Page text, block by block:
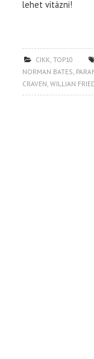
lehet vitázni!
CIKK,TOP10
NORMAN BATES,
CRAVEN,WILLIAN